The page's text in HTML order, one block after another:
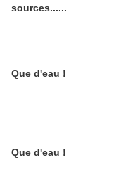
sources......
Que d'eau !
Que d'eau !